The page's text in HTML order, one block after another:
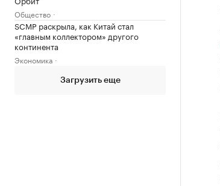
Общество
SCMP раскрыла, как Китай стал
«главным коллектором» другого
континента
Экономика
Загрузить еще